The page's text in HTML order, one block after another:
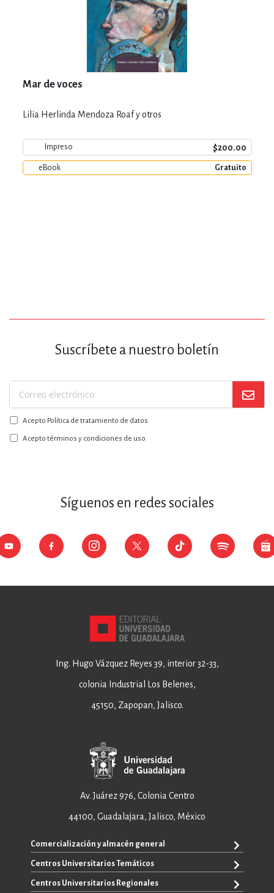
Mar de voces
Lilia Herlinda Mendoza Roaf y otros
Impreso $200.00
eBook Gratuito
Suscríbete a nuestro boletín
Suscríbase
a
nuestro
boletín:
Acepto Política de tratamiento de datos
Acepto términos y condiciones de uso
Síguenos en redes sociales
Ing. Hugo Vázquez Reyes 39, interior 32-33,
colonia Industrial Los Belenes,
45150, Zapopan, Jalisco.
Av. Juárez 976, Colonia Centro
44100, Guadalajara, Jalisco, México
Comercialización y almacén general
+52 33 3640 6326
+52 33 3640 4595
Centros Universitarios Temáticos
CUAAD
Centros Universitarios Regionales